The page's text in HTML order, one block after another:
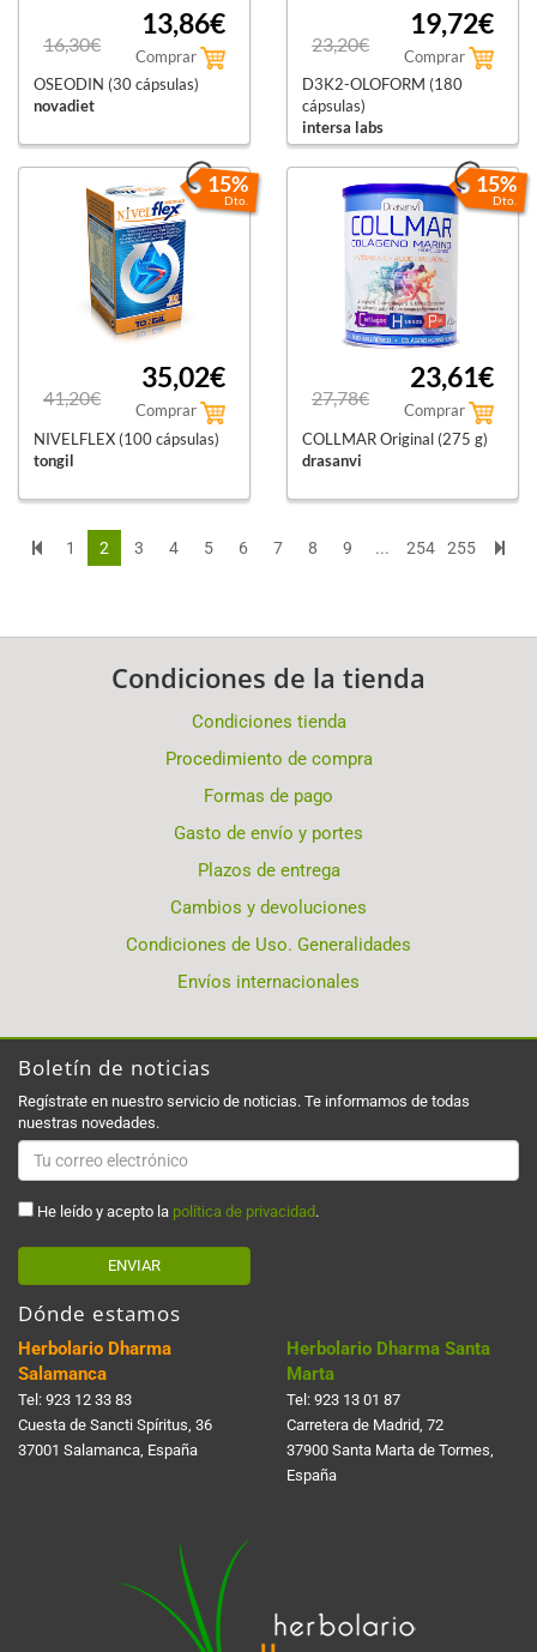
16,30€
13,86€
Comprar
OSEODIN (30 cápsulas)
novadiet
23,20€
19,72€
Comprar
D3K2-OLOFORM (180
cápsulas)
intersa labs
15%
Dto.
41,20€
35,02€
Comprar
NIVELFLEX (100 cápsulas)
tongil
15%
Dto.
27,78€
23,61€
Comprar
COLLMAR Original (275 g)
drasanvi
1 2 3 4 5 6 7 8 9 ... 254 255
Condiciones de la tienda
Condiciones tienda
Procedimiento de compra
Formas de pago
Gasto de envío y portes
Plazos de entrega
Cambios y devoluciones
Condiciones de Uso. Generalidades
Envíos internacionales
Boletín de noticias
Regístrate en nuestro servicio de noticias. Te informamos de todas
nuestras novedades.
He leído y acepto la política de privacidad.
ENVIAR
Dónde estamos
Herbolario Dharma
Salamanca
Tel: 923 12 33 83
Cuesta de Sancti Spí­ritus, 36
37001 Salamanca, España
Herbolario Dharma Santa
Marta
Tel: 923 13 01 87
Carretera de Madrid, 72
37900 Santa Marta de Tormes,
España